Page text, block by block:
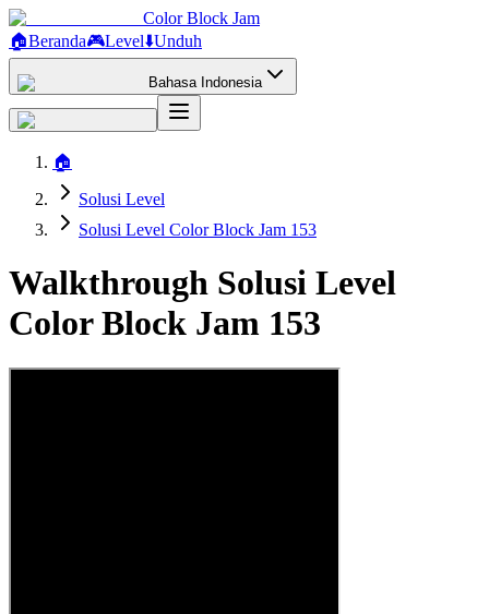
Color Block Jam
🏠Beranda🎮Level⬇️Unduh
Bahasa Indonesia
🏠
Solusi Level
Solusi Level Color Block Jam 153
Walkthrough Solusi Level
Color Block Jam 153